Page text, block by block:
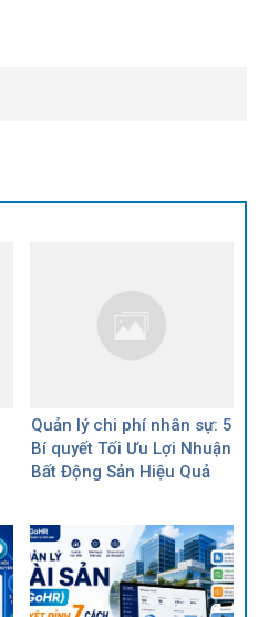
Quản lý chi phí nhân sự: 5
Bí quyết Tối Ưu Lợi Nhuận
Bất Động Sản Hiệu Quả